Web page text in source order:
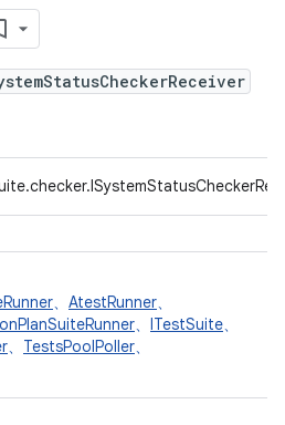
、 AtestRunner、
、 ITestSuite、
、 TestsPoolPoller、